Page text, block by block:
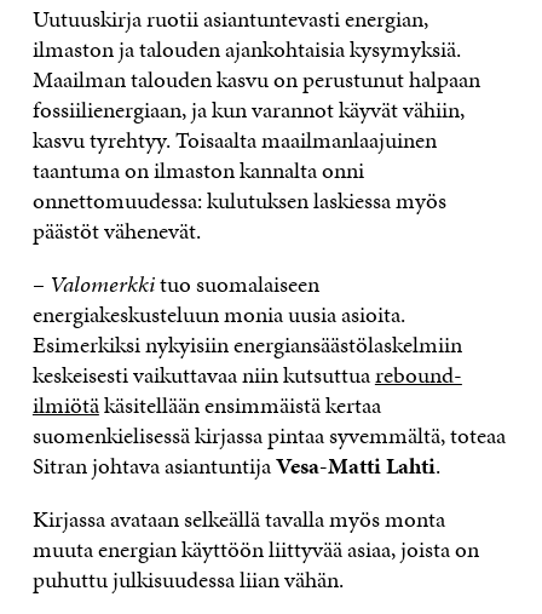
Uutuuskirja ruotii asiantuntevasti energian,
ilmaston ja talouden ajankohtaisia kysymyksiä.
Maailman talouden kasvu on perustunut halpaan
fossiilienergiaan, ja kun varannot käyvät vähiin,
kasvu tyrehtyy. Toisaalta maailmanlaajuinen
taantuma on ilmaston kannalta onni
onnettomuudessa: kulutuksen laskiessa myös
päästöt vähenevät.
– Valomerkkituo suomalaiseen
energiakeskusteluun monia uusia asioita.
Esimerkiksi nykyisiin energiansäästölaskelmiin
keskeisesti vaikuttavaa niin kutsuttuarebound-
ilmiötäkäsitellään ensimmäistä kertaa
suomenkielisessä kirjassa pintaa syvemmältä, toteaa
Sitran johtava asiantuntijaVesa-Matti Lahti.
Kirjassa avataan selkeällä tavalla myös monta
muuta energian käyttöön liittyvää asiaa, joista on
puhuttu julkisuudessa liian vähän.